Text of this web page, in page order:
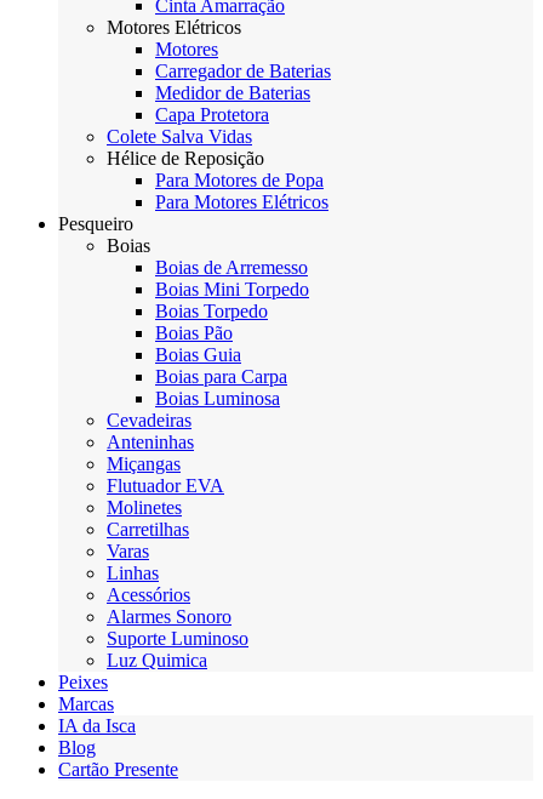
Cinta Amarração
Motores Elétricos
Motores
Carregador de Baterias
Medidor de Baterias
Capa Protetora
Colete Salva Vidas
Hélice de Reposição
Para Motores de Popa
Para Motores Elétricos
Pesqueiro
Boias
Boias de Arremesso
Boias Mini Torpedo
Boias Torpedo
Boias Pão
Boias Guia
Boias para Carpa
Boias Luminosa
Cevadeiras
Anteninhas
Miçangas
Flutuador EVA
Molinetes
Carretilhas
Varas
Linhas
Acessórios
Alarmes Sonoro
Suporte Luminoso
Luz Quimica
Peixes
Marcas
IA da Isca
Blog
Cartão Presente